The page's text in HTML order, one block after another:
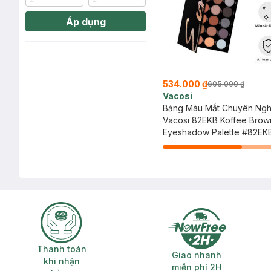
Áp dụng
534.000 ₫605.000 ₫
Vacosi
Bảng Màu Mắt Chuyên
Vacosi 82EKB Koffee
Eyeshadow Palette
Brown
Thanh toán khi nhận hàng
Thanh toán
khi nhận
Giao nhanh
Giao nhanh
miễn phí 2H